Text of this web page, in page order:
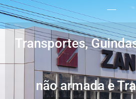
Transportes,
não armada e